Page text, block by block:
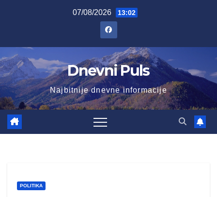
07/08/2026 13:02
Dnevni Puls
Najbitnije dnevne informacije
POLITIKA